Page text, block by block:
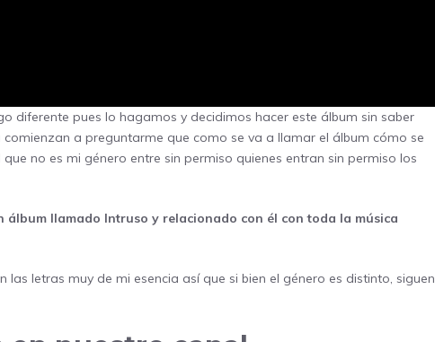
diferente pues lo hagamos y decidimos hacer este álbum sin saber
a preguntarme que como se va a llamar el álbum cómo se
no es mi género entre sin permiso quienes entran sin permiso los
álbum llamado Intruso y relacionado con él con toda la música
letras muy de mi esencia así que si bien el género es distinto, siguen